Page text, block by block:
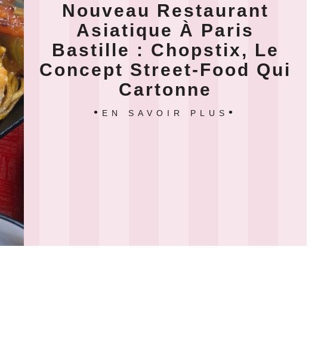
Nouveau Restaurant
Asiatique À Paris
Bastille : Chopstix, Le
Concept Street-Food Qui
Cartonne
EN SAVOIR PLUS